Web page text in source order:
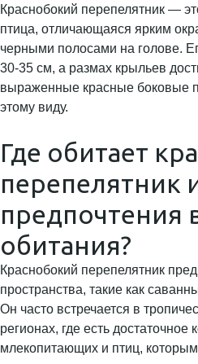
Краснобокий перепелятник —
птица, отличающаяся ярким
черными полосами на голове.
30-35 см, а размах крыльев
выраженные красные боковые
этому виду.
Где обитает
перепелятник
предпочтения
обитания?
Краснобокий перепелятник
пространства, такие как
Он часто встречается в
регионах, где есть достаточное
млекопитающих и птиц,